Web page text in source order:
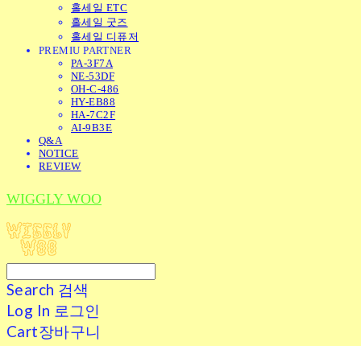
홀세일 ETC
홀세일 굿즈
홀세일 디퓨저
PREMIU PARTNER
PA-3F7A
NE-53DF
OH-C-486
HY-EB88
HA-7C2F
AI-9B3E
Q&A
NOTICE
REVIEW
WIGGLY WOO
Search 검색
Log In 로그인
Cart장바구니